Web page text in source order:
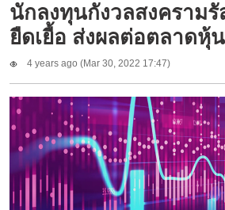
นักลงทุนกังวลสงครามรั
ยืดเยื้อ ส่งผลต่อตลาดหุ้
4 years ago (Mar 30, 2022 17:47)